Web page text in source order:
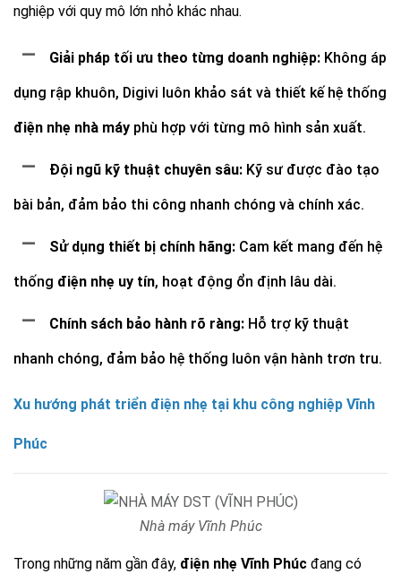
nghiệp với quy mô lớn nhỏ khác nhau.
– Giải pháp tối ưu theo từng doanh nghiệp: Không áp
dụng rập khuôn, Digivi luôn khảo sát và thiết kế hệ thống
điện nhẹ nhà máy phù hợp với từng mô hình sản xuất.
– Đội ngũ kỹ thuật chuyên sâu: Kỹ sư được đào tạo
bài bản, đảm bảo thi công nhanh chóng và chính xác.
– Sử dụng thiết bị chính hãng: Cam kết mang đến hệ
thống điện nhẹ uy tín, hoạt động ổn định lâu dài.
– Chính sách bảo hành rõ ràng: Hỗ trợ kỹ thuật
nhanh chóng, đảm bảo hệ thống luôn vận hành trơn tru.
Xu hướng phát triển điện nhẹ tại khu công nghiệp Vĩnh
Phúc
Nhà máy Vĩnh Phúc
Trong những năm gần đây, điện nhẹ Vĩnh Phúc đang có